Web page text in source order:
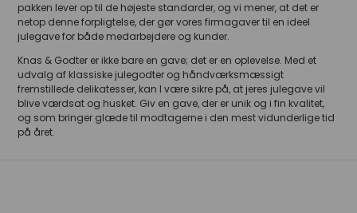
pakken lever op til de højeste standarder, og vi mener, at det er
netop denne forpligtelse, der gør vores firmagaver til en ideel
julegave for både medarbejdere og kunder.
Knas & Godter er ikke bare en gave; det er en oplevelse. Med et
udvalg af klassiske julegodter og håndværksmæssigt
fremstillede delikatesser, kan I være sikre på, at jeres julegave vil
blive værdsat og husket. Giv en gave, der er unik og i fin kvalitet,
og som bringer glæde til modtagerne i den mest vidunderlige tid
på året.